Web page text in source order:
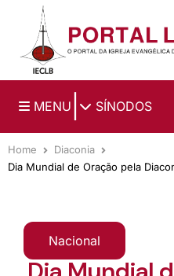
Ir para o conteúdo principal
MENU SÍNODOS
Home
Diaconia
Dia Mundial de Oração pela
Nacional